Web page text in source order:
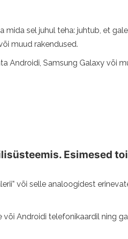
sel juhul teha: juhtub, et
muud rakendused.
Androidi, Samsung Galaxy või
Esimesed
või selle analoogidest
Androidi telefonikaardil ning